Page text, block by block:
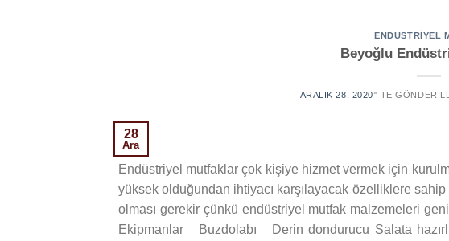
ENDÜSTRIYEL
Beyoğlu
ARALIK 28, 2020’' TE
28
Ara
Endüstriyel mutfaklar çok kişiye hizmet vermek için
yüksek olduğundan ihtiyacı karşılayacak özelliklere
olması gerekir çünkü endüstriyel mutfak malzemeleri
Ekipmanlar Buzdolabı Derin dondurucu Salata